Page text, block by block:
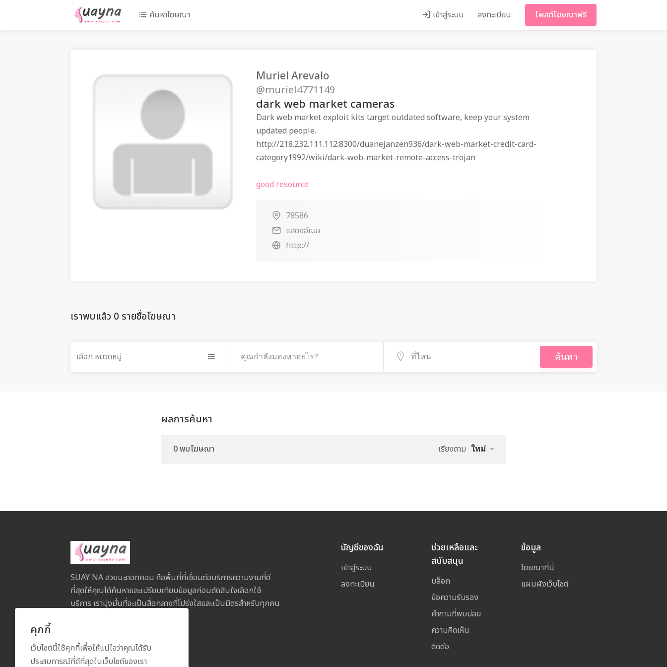
ค้นหาโฆษณา เข้าสู่ระบบ ลงทะเบียน โพสต์โฆษณาฟรี
Muriel Arevalo
@muriel4771149
dark web market cameras
Dark web market exploit kits target outdated software, keep your system
updated people.
http://218.232.111.112:8300/duanejanzen936/dark-web-market-credit-card-
category1992/wiki/dark-web-market-remote-access-trojan
good resource
78586
แสดงอีเมล
http://
เราพบแล้ว 0 รายชื่อโฆษณา
เลือก หมวดหมู่ ค้นหา
ผลการค้นหา
0 พบโฆษณา เรียงตาม ใหม่
SUAY NA สวยนะดอทคอม คือพื้นที่ที่เชื่อมต่อบริการความงามที่ดี
ที่สุดให้คุณได้ค้นหาและเปรียบเทียบข้อมูลก่อนตัดสินใจเลือกใช้
บริการ เรามุ่งมั่นที่จะเป็นสื่อกลางที่โปร่งใสและเป็นมิตรสำหรับทุกคน
บัญชีของฉัน
เข้าสู่ระบบ
ลงทะเบียน
ช่วยเหลือและ
สนับสนุน
บล็อก
ข้อความรับรอง
คำถามที่พบบ่อย
ความคิดเห็น
ติดต่อ
ข้อมูล
โฆษณาที่นี่
แผนผังเว็บไซต์
คุกกี้
เว็บไซต์นี้ใช้คุกกี้เพื่อให้แน่ใจว่าคุณได้รับ
ประสบการณ์ที่ดีที่สุดในเว็บไซต์ของเรา